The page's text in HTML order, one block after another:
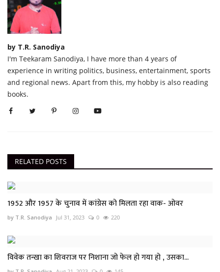
by T.R. Sanodiya
I'm Teekaram Sanodiya, I have more than 4 years of
experience in writing politics, business, entertainment, sports
and regional news. Apart from this, my hobby is also reading
books.
RELATED POSTS
1952 और 1957 के चुनाव में कांग्रेस को मिलता रहा वाक- ओवर
by T.R. Sanodiya Jul 31, 2023 0 220
विवेक तन्खा का शिवराज पर निशाना जो फेल हो गया हो , उसका...